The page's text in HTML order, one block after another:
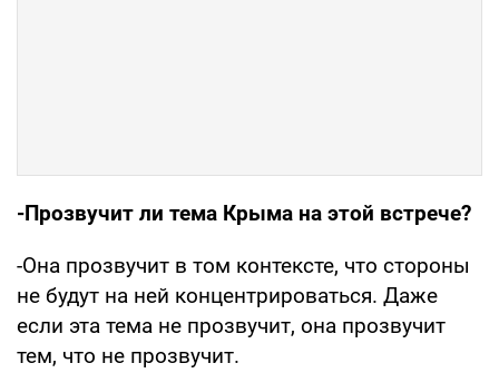
-Прозвучит ли тема Крыма на этой встрече?
-Она прозвучит в том контексте, что стороны
не будут на ней концентрироваться. Даже
если эта тема не прозвучит, она прозвучит
тем, что не прозвучит.